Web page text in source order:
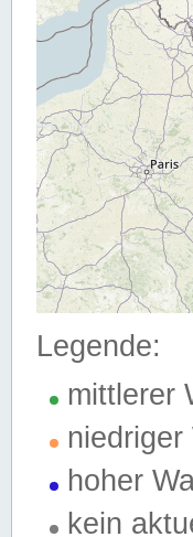
Legende:
mittlerer
hoher
kein